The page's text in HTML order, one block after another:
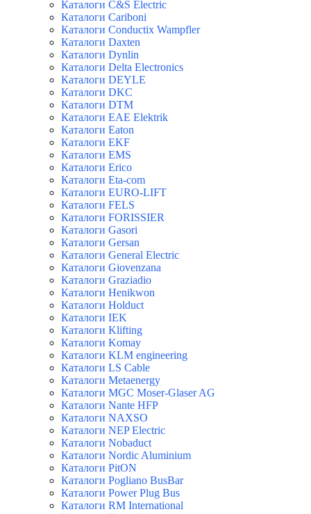
Каталоги C&S Electric
Каталоги Cariboni
Каталоги Conductix Wampfler
Каталоги Daxten
Каталоги Dynlin
Каталоги Delta Electronics
Каталоги DEYLE
Каталоги DKC
Каталоги DTM
Каталоги EAE Elektrik
Каталоги Eaton
Каталоги EKF
Каталоги EMS
Каталоги Erico
Каталоги Eta-com
Каталоги EURO-LIFT
Каталоги FELS
Каталоги FORISSIER
Каталоги Gasori
Каталоги Gersan
Каталоги General Electric
Каталоги Giovenzana
Каталоги Graziadio
Каталоги Henikwon
Каталоги Holduct
Каталоги IEK
Каталоги Klifting
Каталоги Komay
Каталоги KLM engineering
Каталоги LS Cable
Каталоги Metaenergy
Каталоги MGC Moser-Glaser AG
Каталоги Nante HFP
Каталоги NAXSO
Каталоги NEP Electric
Каталоги Nobaduct
Каталоги Nordic Aluminium
Каталоги PitON
Каталоги Pogliano BusBar
Каталоги Power Plug Bus
Каталоги RM International